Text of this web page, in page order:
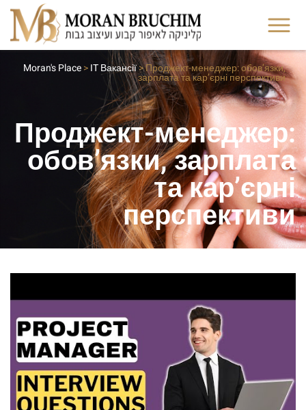
Moran's Place>IT Вакансії>Проджект-менеджер: обов’язки,
зарплата та кар’єрні перспективи
Проджект-менеджер:
обов’язки, зарплата
та кар’єрні
перспективи